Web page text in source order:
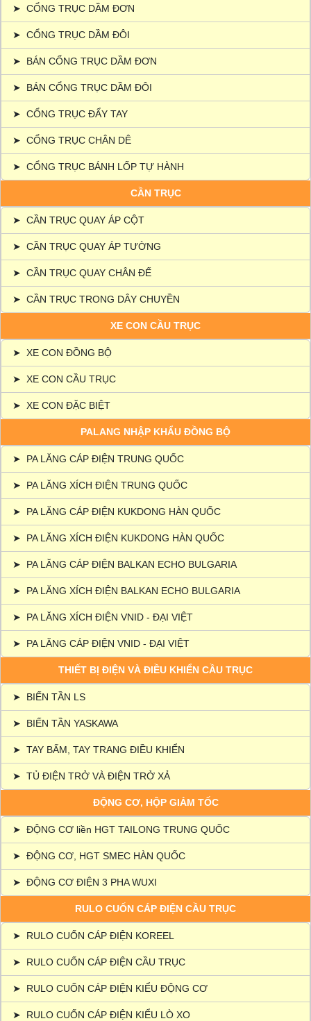
➤ CỔNG TRỤC DẦM ĐƠN
➤ CỔNG TRỤC DẦM ĐÔI
➤ BÁN CỔNG TRỤC DẦM ĐƠN
➤ BÁN CỔNG TRỤC DẦM ĐÔI
➤ CỔNG TRỤC ĐẨY TAY
➤ CỔNG TRỤC CHÂN DÊ
➤ CỔNG TRỤC BÁNH LỐP TỰ HÀNH
CẦN TRỤC
➤ CẦN TRỤC QUAY ÁP CỘT
➤ CẦN TRỤC QUAY ÁP TƯỜNG
➤ CẦN TRỤC QUAY CHÂN ĐẾ
➤ CẦN TRỤC TRONG DÂY CHUYỀN
XE CON CẦU TRỤC
➤ XE CON ĐỒNG BỘ
➤ XE CON CẦU TRỤC
➤ XE CON ĐẶC BIỆT
PALANG NHẬP KHẨU ĐỒNG BỘ
➤ PA LĂNG CÁP ĐIỆN TRUNG QUỐC
➤ PA LĂNG XÍCH ĐIỆN TRUNG QUỐC
➤ PA LĂNG CÁP ĐIỆN KUKDONG HÀN QUỐC
➤ PA LĂNG XÍCH ĐIỆN KUKDONG HÀN QUỐC
➤ PA LĂNG CÁP ĐIỆN BALKAN ECHO BULGARIA
➤ PA LĂNG XÍCH ĐIỆN BALKAN ECHO BULGARIA
➤ PA LĂNG XÍCH ĐIỆN VNID - ĐẠI VIỆT
➤ PA LĂNG CÁP ĐIỆN VNID - ĐẠI VIỆT
THIẾT BỊ ĐIỆN VÀ ĐIỀU KHIỂN CẦU TRỤC
➤ BIẾN TẦN LS
➤ BIẾN TẦN YASKAWA
➤ TAY BẤM, TAY TRANG ĐIỀU KHIỂN
➤ TỦ ĐIỆN TRỞ VÀ ĐIỆN TRỞ XẢ
ĐỘNG CƠ, HỘP GIẢM TỐC
➤ ĐỘNG CƠ liền HGT TAILONG TRUNG QUỐC
➤ ĐỘNG CƠ, HGT SMEC HÀN QUỐC
➤ ĐỘNG CƠ ĐIỆN 3 PHA WUXI
RULO CUỐN CÁP ĐIỆN CẦU TRỤC
➤ RULO CUỐN CÁP ĐIỆN KOREEL
➤ RULO CUỐN CÁP ĐIỆN CẦU TRỤC
➤ RULO CUỐN CÁP ĐIỆN KIỂU ĐỘNG CƠ
➤ RULO CUỐN CÁP ĐIỆN KIỂU LÒ XO